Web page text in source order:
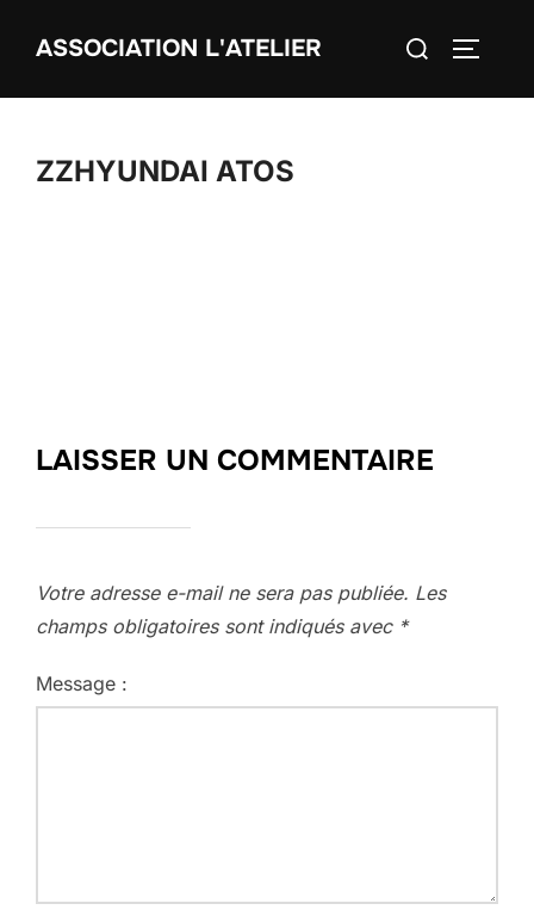
ASSOCIATION L'ATELIER Rechercher :
ZZHYUNDAI ATOS
LAISSER UN COMMENTAIRE
Votre adresse e-mail ne sera pas publiée. Les
champs obligatoires sont indiqués avec *
Message :